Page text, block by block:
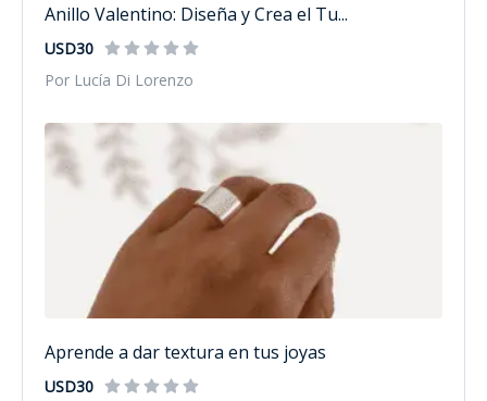
Anillo Valentino: Diseña y Crea el Tu...
USD30
Por Lucía Di Lorenzo
Aprende a dar textura en tus joyas
USD30